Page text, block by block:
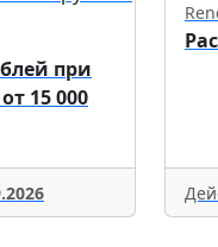
при
15 000